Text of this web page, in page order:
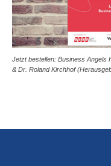
Jetzt bestellen: Business Angels
& Dr. Roland Kirchhof